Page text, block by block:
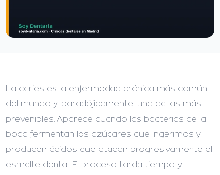
La caries es la enfermedad crónica más común
del mundo y, paradójicamente, una de las más
prevenibles. Aparece cuando las bacterias de la
boca fermentan los azúcares que ingerimos y
producen ácidos que atacan progresivamente el
esmalte dental. El proceso tarda tiempo y